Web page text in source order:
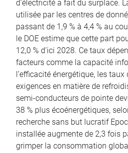
d’électricité a fait du surplace.
utilisée par les centres de
passant de 1,9 % à 4,4 % au
le DOE estime que cette part
12,0 % d’ici 2028. Ce taux
facteurs comme la capacité
l’efficacité énergétique, les
exigences en matière de
semi-conducteurs de pointe
38 % plus écoénergétiques,
recherche sans but lucratif
installée augmente de 2,3 fois
grimper la consommation